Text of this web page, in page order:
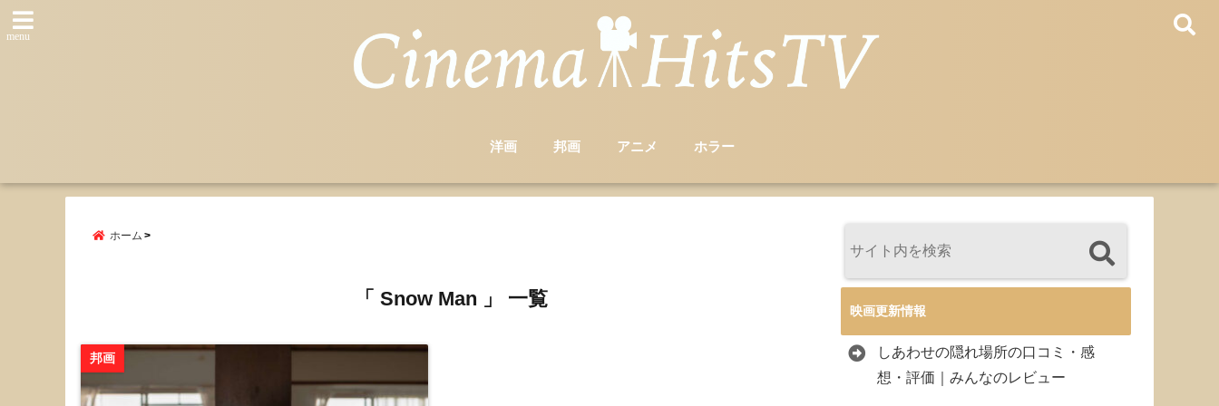
menu
洋画 邦画 アニメ ホラー
ホーム
「 Snow Man 」 一覧
邦画
映画更新情報
しあわせの隠れ場所の口コミ・感
想・評価｜みんなのレビュー